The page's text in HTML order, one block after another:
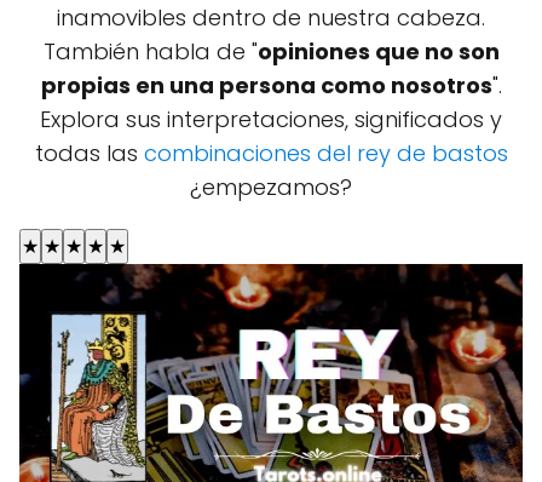
inamovibles dentro de nuestra cabeza.
También habla de "opiniones que no son
propias en una persona como nosotros".
Explora sus interpretaciones, significados y
todas las combinaciones del rey de bastos
¿empezamos?
★ ★ ★ ★ ★